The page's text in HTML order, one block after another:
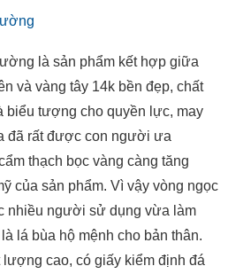
là sản phẩm kết hợp giữa
và vàng tây 14k bền đẹp, chất
biểu tượng cho quyền lực, may
đã rất được con người ưa
thạch bọc vàng càng tăng
của sản phẩm. Vì vậy vòng ngọc
nhiều người sử dụng vừa làm
lá bùa hộ mệnh cho bản thân.
cao, có giấy kiểm định đá